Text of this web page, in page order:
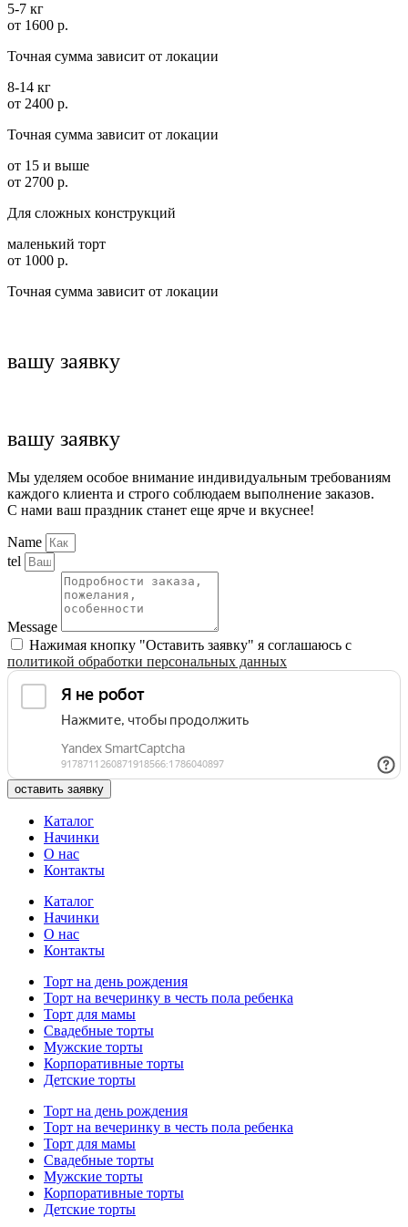
5-7 кг
от 1600 р.
Точная сумма зависит от локации
8-14 кг
от 2400 р.
Точная сумма зависит от локации
от 15 и выше
от 2700 р.
Для сложных конструкций
маленький торт
от 1000 р.
Точная сумма зависит от локации
вашу заявку
вашу заявку
Мы уделяем особое внимание индивидуальным требованиям
каждого клиента и строго соблюдаем выполнение заказов.
С нами ваш праздник станет еще ярче и вкуснее!
Name
tel
Message
Нажимая кнопку "Оставить заявку" я соглашаюсь с
политикой обработки персональных данных
оставить заявку
Каталог
Начинки
О нас
Контакты
Каталог
Начинки
О нас
Контакты
Торт на день рождения
Торт на вечеринку в честь пола ребенка
Торт для мамы
Свадебные торты
Мужские торты
Корпоративные торты
Детские торты
Торт на день рождения
Торт на вечеринку в честь пола ребенка
Торт для мамы
Свадебные торты
Мужские торты
Корпоративные торты
Детские торты